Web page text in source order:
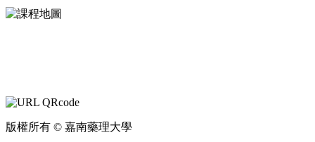
版權所有 © 嘉南藥理大學